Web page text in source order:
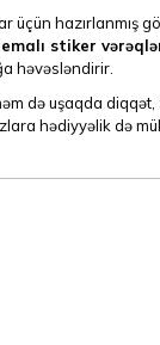
üçün hazırlanmış
stiker
həvəsləndirir.
də uşaqda
hədiyyəlik də